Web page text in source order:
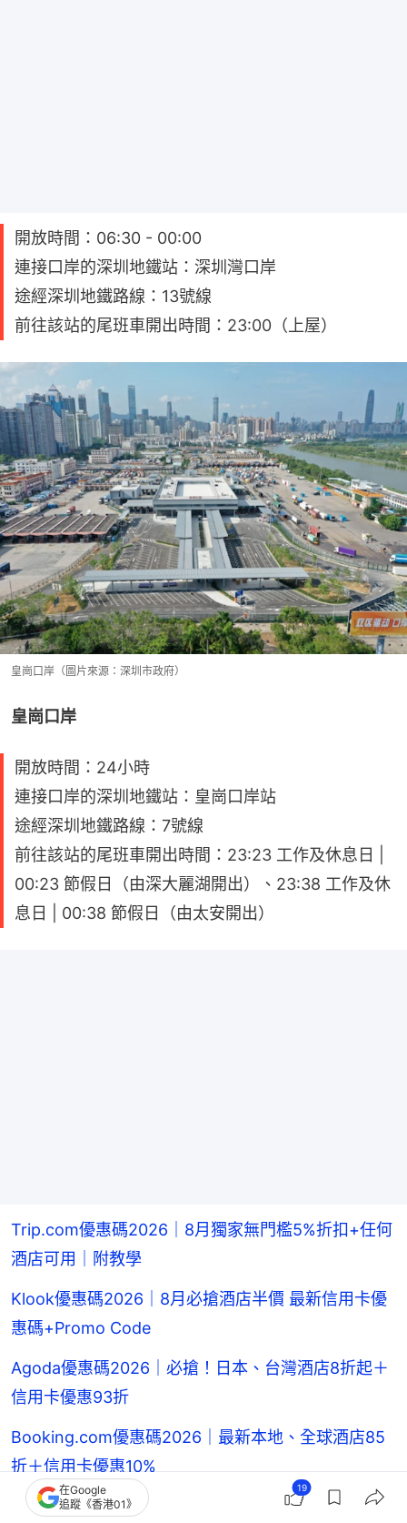
開放時間：06:30 - 00:00
連接口岸的深圳地鐵站：深圳灣口岸
途經深圳地鐵路線：13號線
前往該站的尾班車開出時間：23:00（上屋）
皇崗口岸（圖片來源：深圳市政府）
皇崗口岸
開放時間：24小時
連接口岸的深圳地鐵站：皇崗口岸站
途經深圳地鐵路線：7號線
前往該站的尾班車開出時間：23:23 工作及休息日 |
00:23 節假日（由深大麗湖開出）、23:38 工作及休
息日 | 00:38 節假日（由太安開出）
Trip.com優惠碼2026｜8月獨家無門檻5%折扣+任何
酒店可用｜附教學
Klook優惠碼2026｜8月必搶酒店半價 最新信用卡優
惠碼+Promo Code
Agoda優惠碼2026｜必搶！日本、台灣酒店8折起＋
信用卡優惠93折
Booking.com優惠碼2026｜最新本地、全球酒店85
折＋信用卡優惠10%
Expedia優惠碼2026｜獨家精選酒店折扣最高減$100
在Google
追蹤《香港01》
19